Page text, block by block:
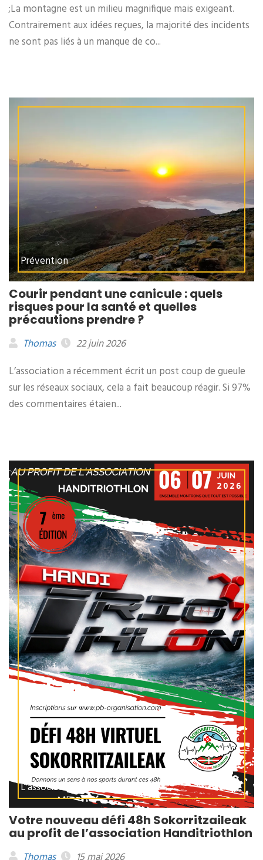
;La montagne est un milieu magnifique mais exigeant.
Contrairement aux idées reçues, la majorité des incidents
ne sont pas liés à un manque de co...
Prévention
Courir pendant une canicule : quels
risques pour la santé et quelles
précautions prendre ?
Thomas
22 juin 2026
L’association a récemment écrit un post coup de gueule
sur les réseaux sociaux, cela a fait beaucoup réagir. Si 97%
des commentaires étaien...
L'association, Non classé
Votre nouveau défi 48h Sokorritzaileak
au profit de l’association Handitriothlon